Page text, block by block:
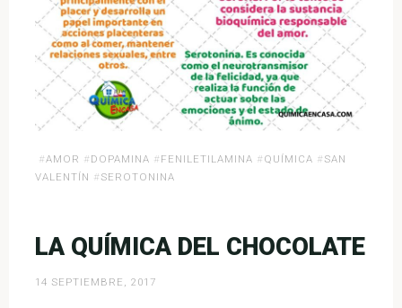
#AMOR # DOPAMINA # FENILETILAMINA # QUÍMICA # SAN
VALENTÍN # SEROTONINA
LA QUÍMICA DEL CHOCOLATE
14 SEPTIEMBRE, 2017